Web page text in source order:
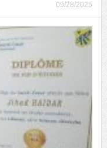
09/28/2025